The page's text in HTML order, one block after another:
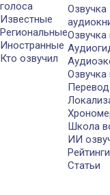
голоса
Известные
Региональные
Иностранные
Кто озвучил
Озвучка
Озвучка
Озвучка
Школа
ИИ
Рейтинги
Статьи